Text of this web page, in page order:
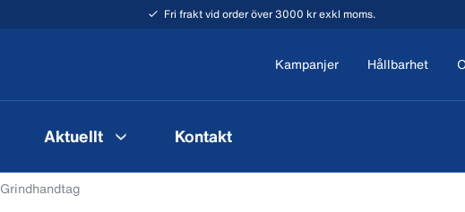
Fri frakt vid order över 3000 kr exkl moms.
Kampanjer Hållbarhet
Aktuellt Kontakt
Grindhandtag